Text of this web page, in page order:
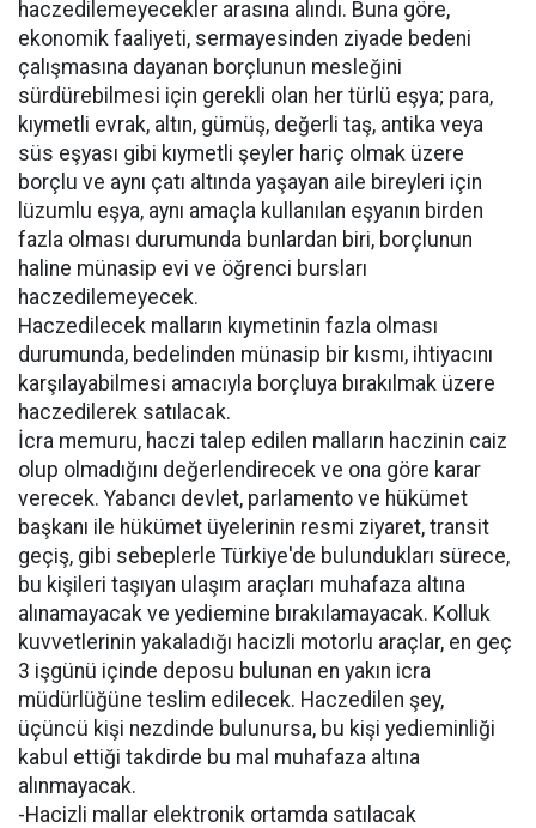
haczedilemeyecekler arasına alındı. Buna göre,
ekonomik faaliyeti, sermayesinden ziyade bedeni
çalışmasına dayanan borçlunun mesleğini
sürdürebilmesi için gerekli olan her türlü eşya; para,
kıymetli evrak, altın, gümüş, değerli taş, antika veya
süs eşyası gibi kıymetli şeyler hariç olmak üzere
borçlu ve aynı çatı altında yaşayan aile bireyleri için
lüzumlu eşya, aynı amaçla kullanılan eşyanın birden
fazla olması durumunda bunlardan biri, borçlunun
haline münasip evi ve öğrenci bursları
haczedilemeyecek.
Haczedilecek malların kıymetinin fazla olması
durumunda, bedelinden münasip bir kısmı, ihtiyacını
karşılayabilmesi amacıyla borçluya bırakılmak üzere
haczedilerek satılacak.
İcra memuru, haczi talep edilen malların haczinin caiz
olup olmadığını değerlendirecek ve ona göre karar
verecek. Yabancı devlet, parlamento ve hükümet
başkanı ile hükümet üyelerinin resmi ziyaret, transit
geçiş, gibi sebeplerle Türkiye'de bulundukları sürece,
bu kişileri taşıyan ulaşım araçları muhafaza altına
alınamayacak ve yediemine bırakılamayacak. Kolluk
kuvvetlerinin yakaladığı hacizli motorlu araçlar, en geç
3 işgünü içinde deposu bulunan en yakın icra
müdürlüğüne teslim edilecek. Haczedilen şey,
üçüncü kişi nezdinde bulunursa, bu kişi yedieminliği
kabul ettiği takdirde bu mal muhafaza altına
alınmayacak.
-Hacizli mallar elektronik ortamda satılacak